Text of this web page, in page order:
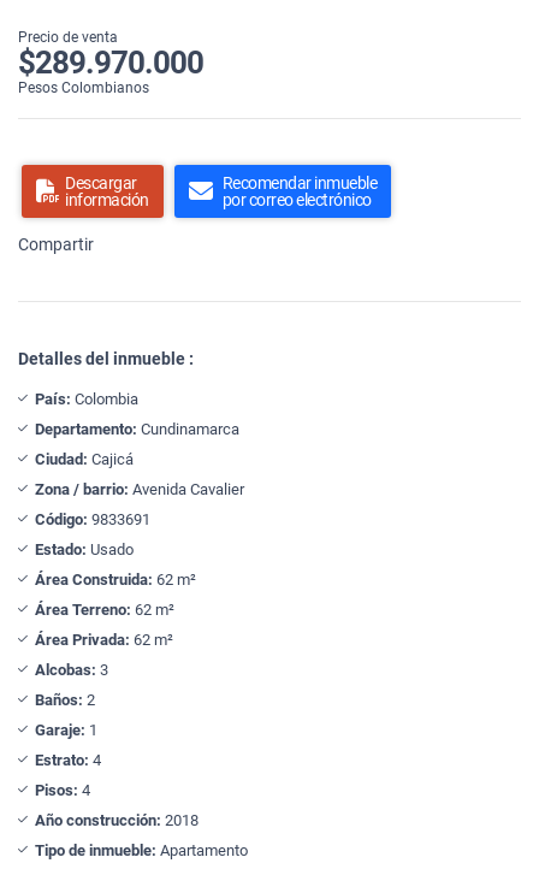
Precio de venta
$289.970.000
Pesos Colombianos
Descargar
información
Recomendar inmueble
por correo electrónico
Compartir
Detalles del inmueble :
País: Colombia
Departamento: Cundinamarca
Ciudad: Cajicá
Zona / barrio: Avenida Cavalier
Código: 9833691
Estado: Usado
Área Construida: 62 m²
Área Terreno: 62 m²
Área Privada: 62 m²
Alcobas: 3
Baños: 2
Garaje: 1
Estrato: 4
Pisos: 4
Año construcción: 2018
Tipo de inmueble: Apartamento